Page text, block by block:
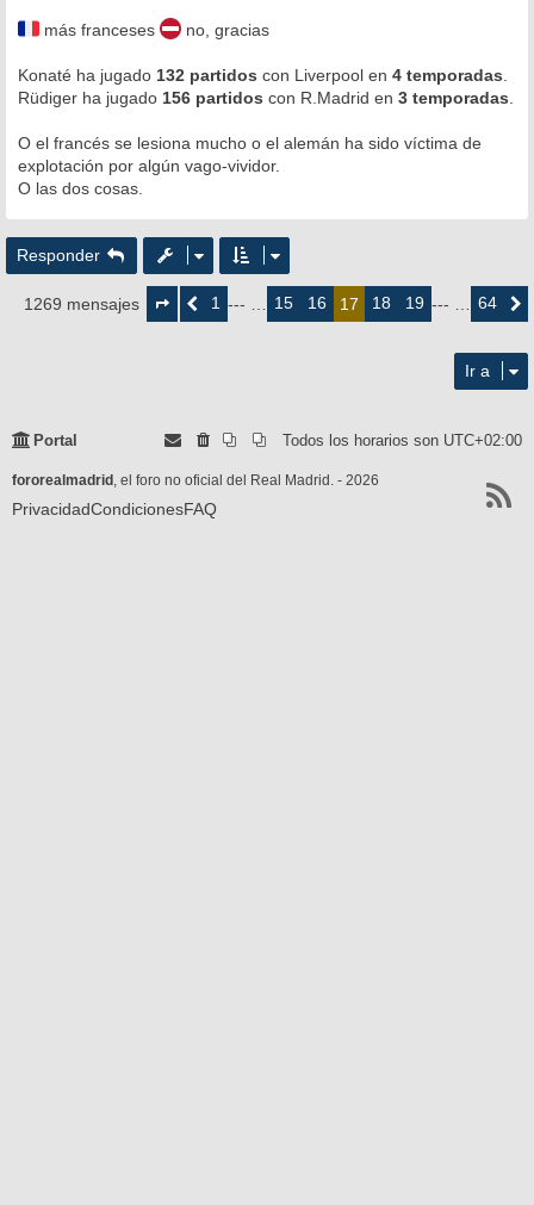
s
j
más franceses no, gracias
Konaté ha jugado 132 partidos con Liverpool en 4 temporadas
Rüdiger ha jugado 156 partidos con R.Madrid en 3 temporadas
O el francés se lesiona mucho o el alemán ha sido víctima de
explotación por algún vago-vividor.
O las dos cosas.
Responder
1269 mensajes
Página
deAnterior
1 --- … 15 16 17 18 19 --- … 64
Ir a
Portal Todos los horarios son UTC+02:00
fororealmadrid , el foro no oficial del Real Madrid. - 2026
PrivacidadCondicionesFAQ